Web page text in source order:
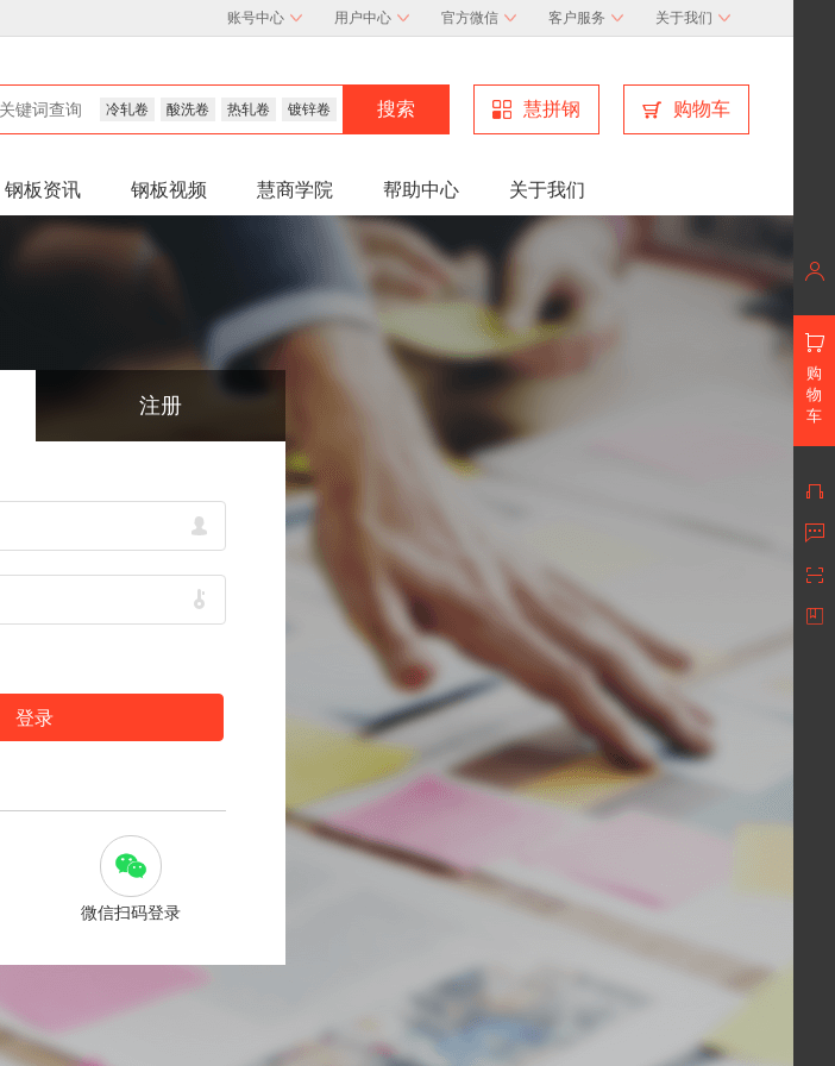
账号中心 用户中心 官方微信 客户服务 关于我们
冷轧卷 酸洗卷 热轧卷 镀锌卷 购物车
慧拼钢
钢板资讯 钢板视频 慧商学院 帮助中心 关于我们
注册
微信扫码登录
购
物
车